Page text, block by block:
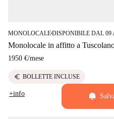
MONOLOCALE■DISPONIBILE DAL 09
Monolocale in affitto a
1950 €/mese
euro BOLLETTE INCLUSE
+info